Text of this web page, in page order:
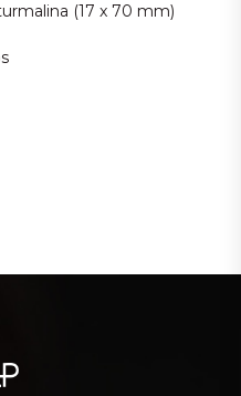
(17 x 70 mm)